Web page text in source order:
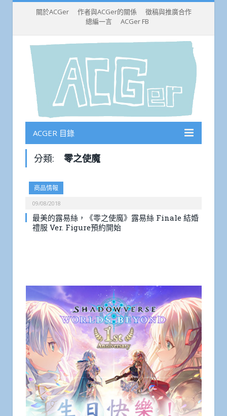
關於ACGer 作者與ACGer的關係
徵稿與推廣合作
總編一言
ACGer FB
ACGER 目錄
分類: 零之使魔
商品情報
09/08/2018
最美的露易絲，《零之使魔》露易絲 Finale 結婚
禮服 Ver. Figure預約開始